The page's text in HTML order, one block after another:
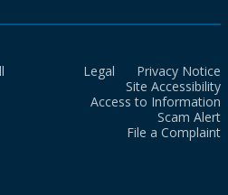
Legal
Privacy Notice
Site Accessibility
Access to Information
Scam Alert
File a Complaint